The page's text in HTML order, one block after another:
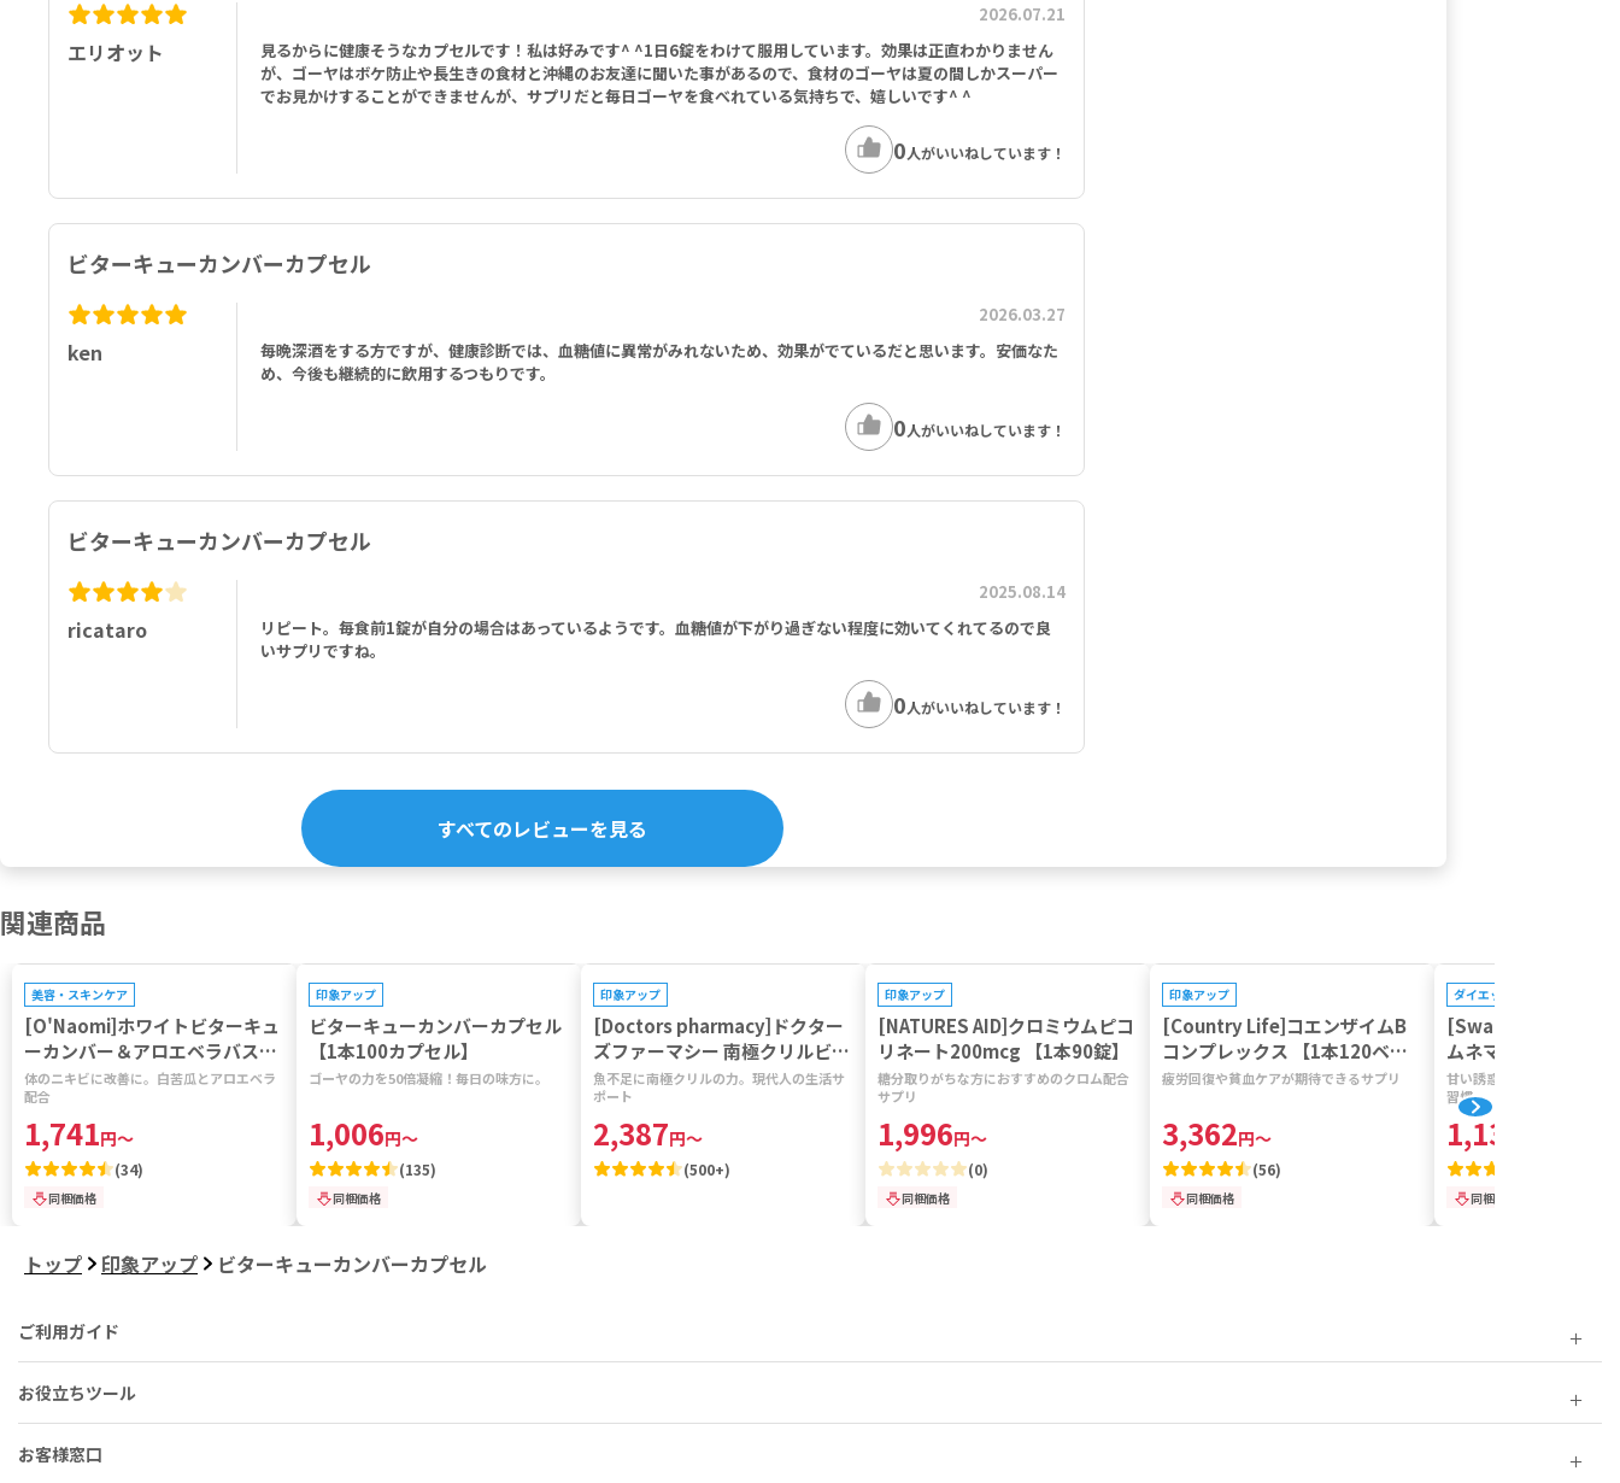
エリオット
2026.07.21
見るからに健康そうなカプセルです！私は好みです^ ^1日6錠をわけて服用しています。効果は正直わかりません
が、ゴーヤはボケ防止や長生きの食材と沖縄のお友達に聞いた事があるので、食材のゴーヤは夏の間しかスーパー
でお見かけすることができませんが、サプリだと毎日ゴーヤを食べれている気持ちで、嬉しいです^ ^
0人がいいねしています！
ビターキューカンバーカプセル
ken
2026.03.27
毎晩深酒をする方ですが、健康診断では、血糖値に異常がみれないため、効果がでているだと思います。安価なた
め、今後も継続的に飲用するつもりです。
0人がいいねしています！
ビターキューカンバーカプセル
ricataro
2025.08.14
リピート。毎食前1錠が自分の場合はあっているようです。血糖値が下がり過ぎない程度に効いてくれてるので良
いサプリですね。
0人がいいねしています！
すべてのレビューを見る
関連商品
美容・スキンケア
[O'Naomi]ホワイトビターキュ
ーカンバー＆アロエベラバスジ
ェル 【1本800ml】
体のニキビに改善に。白苦瓜とアロエベラ
配合
1,741円～
(34)
同梱価格
印象アップ
ビターキューカンバーカプセル
【1本100カプセル】
ゴーヤの力を50倍凝縮！毎日の味方に。
1,006円～
(135)
同梱価格
印象アップ
[Doctors pharmacy]ドクター
ズファーマシー 南極クリルビタ
ミン 【1袋120粒】
魚不足に南極クリルの力。現代人の生活サ
ポート
2,387円～
(500+)
印象アップ
[NATURES AID]クロミウムピコ
リネート200mcg 【1本90錠】
糖分取りがちな方におすすめのクロム配合
サプリ
1,996円～
(0)
同梱価格
印象アップ
[Country Life]コエンザイムB
コンプレックス 【1本120ベジ
カプセル】
疲労回復や貧血ケアが期待できるサプリ
3,362円～
(56)
同梱価格
ダイエット
[Swanson]フルスペ
ムネマシルベスタリ
【1本100カプセル】
甘い誘惑も味方に。軽やか
習慣
1,133
同梱価格
トップ 印象アップ ビターキューカンバーカプセル
ご利用ガイド
お役立ちツール
お客様窓口